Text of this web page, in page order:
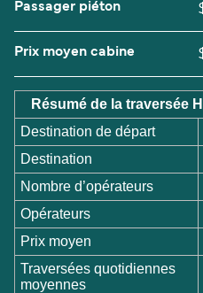
Passager piéton
Prix moyen cabine
Résumé de la traversée
Destination de départ
Destination
Nombre d’opérateurs
Opérateurs
Prix moyen
Traversées quotidiennes
moyennes